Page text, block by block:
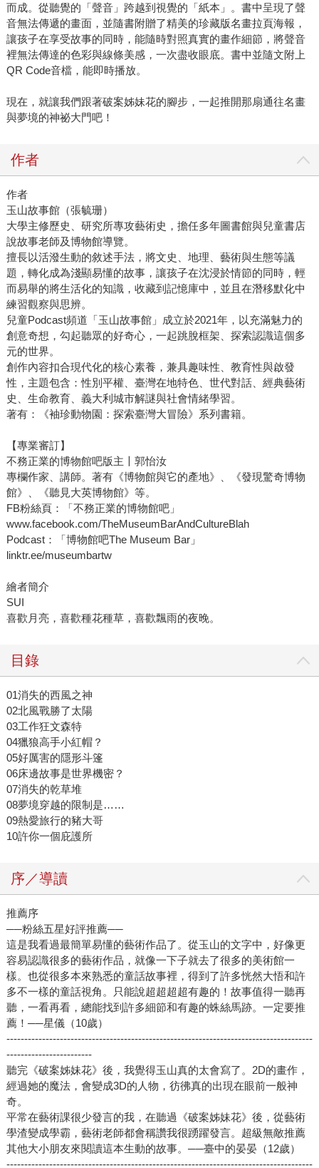
而成。從聽覺的「聲音」跨越到視覺的「紙本」。書中呈現了聲
音無法傳遞的畫面，並隨書附贈了精美的珍藏版名畫拉頁海報，
讓孩子在享受故事的同時，能隨時對照真實的畫作細節，將聲音
裡無法傳達的色彩與線條美感，一次盡收眼底。書中並隨文附上
QR Code音檔，能即時播放。
現在，就讓我們跟著破案姊妹花的腳步，一起推開那扇通往名畫
與夢境的神祕大門吧！
作者
作者
玉山故事館（張毓珊）
大學主修歷史、研究所專攻藝術史，擔任多年圖書館與兒童書店
說故事老師及博物館導覽。
擅長以活潑生動的敘述手法，將文史、地理、藝術與生態等議
題，轉化成為淺顯易懂的故事，讓孩子在沈浸於情節的同時，輕
而易舉的將生活化的知識，收藏到記憶庫中，並且在潛移默化中
練習觀察與思辨。
兒童Podcast頻道「玉山故事館」成立於2021年，以充滿魅力的
創意奇想，勾起聽眾的好奇心，一起跳脫框架、探索認識這個多
元的世界。
創作內容扣合現代化的核心素養，兼具趣味性、教育性與啟發
性，主題包含：性別平權、臺灣在地特色、世代對話、經典藝術
史、生命教育、義大利城市解謎與社會情緒學習。
著有：《袖珍動物園：探索臺灣大冒險》系列書籍。
【專業審訂】
不務正業的博物館吧版主〡郭怡汝
專欄作家、講師。著有《博物館與它的產地》、《發現驚奇博物
館》、《聽見大英博物館》等。
FB粉絲頁：「不務正業的博物館吧」
www.facebook.com/TheMuseumBarAndCultureBlah
Podcast：「博物館吧The Museum Bar」
linktr.ee/museumbartw
繪者簡介
SUI
喜歡月亮，喜歡種花種草，喜歡飄雨的夜晚。
目錄
01消失的西風之神
02北風戰勝了太陽
03工作狂文森特
04獵狼高手小紅帽？
05好厲害的隱形斗篷
06床邊故事是世界機密？
07消失的乾草堆
08夢境穿越的限制是……
09熱愛旅行的豬大哥
10許你一個庇護所
序／導讀
推薦序
──粉絲五星好評推薦──
這是我看過最簡單易懂的藝術作品了。從玉山的文字中，好像更
容易認識很多的藝術作品，就像一下子就去了很多的美術館一
樣。也從很多本來熟悉的童話故事裡，得到了許多恍然大悟和許
多不一樣的童話視角。只能說超超超超有趣的！故事值得一聽再
聽，一看再看，總能找到許多細節和有趣的蛛絲馬跡。一定要推
薦！──星儀（10歲）
--------------------------------------------------------------------------------------
------------------------
聽完《破案姊妹花》後，我覺得玉山真的太會寫了。2D的畫作，
經過她的魔法，會變成3D的人物，彷彿真的出現在眼前一般神
奇。
平常在藝術課很少發言的我，在聽過《破案姊妹花》後，從藝術
學渣變成學霸，藝術老師都會稱讚我很踴躍發言。超級無敵推薦
其他大小朋友來閱讀這本生動的故事。──臺中的晏晏（12歲）
--------------------------------------------------------------------------------------